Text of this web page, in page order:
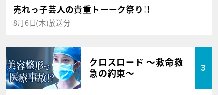
売れっ子芸人の貴重トーーク祭り!!
8月6日(木)放送分
クロスロード ～救命救
急の約束～
3